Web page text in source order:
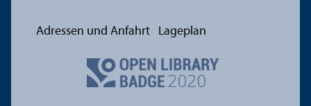
Adressen und Anfahrt Lageplan